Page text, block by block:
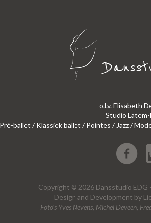
o.l.v. Elisabeth
Studio
Pré-ballet / Klassiek ballet / Pointes / Jazz /
Copyright © 2026 Dansstudio EDG
Design and Development by
Foto’s Yves Nevens, Michel Deveen,